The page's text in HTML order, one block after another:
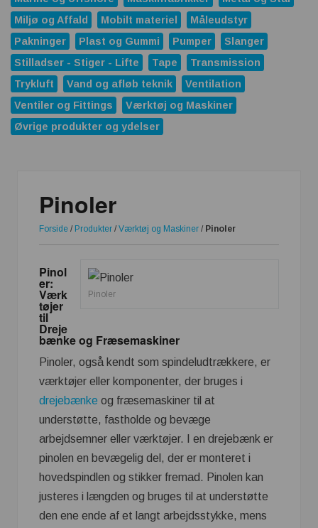
Når standardbatterier ikke er nok – så er den rigtige
batteripakke en konkurrencefordel
Rensning af SPILDEVAND
Krympeflex vs. strømpeflex – hvornår giver hvilken løsning
mening?
Temperaturmapping dokumenterer det, øjet ikke kan se
komponentrensning
IE5-elmotorer sætter nye standarder for energieffektivitet i
industrien
Ved du, hvornår produktet ændrer sig?
Miljø og Affald
Mobilt materiel
Måleudstyr
Pakninger
Plast og Gummi Pumper
Slanger
Stilladser - Stiger - Lifte
Tape
Transmission
Trykluft
Vand og afløb teknik
Ventilation
Ventiler og Fittings
Værktøj og Maskiner
Øvrige produkter og ydelser
Pinoler
Forside / Produkter / Værktøj og Maskiner / Pinoler
Pinoler
Pinol
er:
Værk
tøjer
til
Dreje
bænke og Fræsemaskiner
Pinoler, også kendt som spindeludtrækkere, er
værktøjer eller komponenter, der bruges i
drejebænke og fræsemaskiner til at
understøtte, fastholde og bevæge
arbejdsemner eller værktøjer. I en drejebænk er
pinolen en bevægelig del, der er monteret i
hovedspindlen og stikker fremad. Pinolen kan
justeres i længden og bruges til at understøtte
den ene ende af et langt arbejdsstykke, mens